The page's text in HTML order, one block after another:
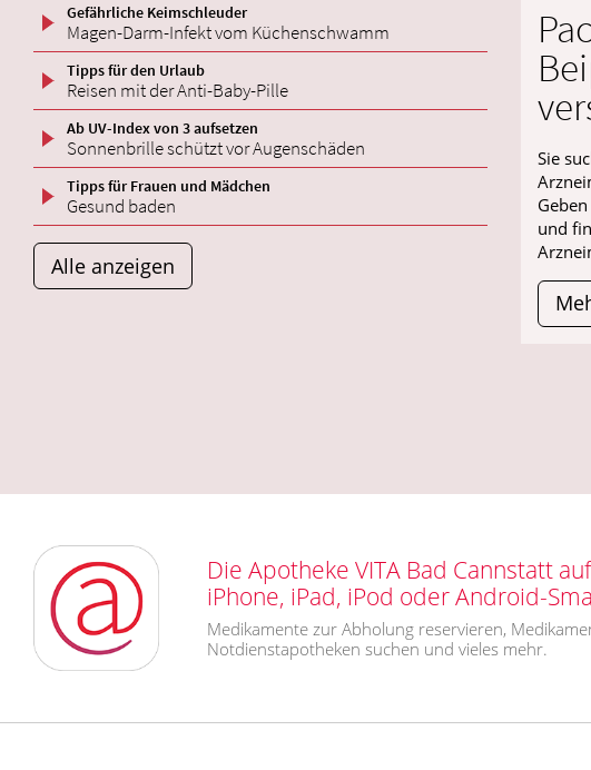
Gefährliche Keimschleuder
Magen-Darm-Infekt vom Küchenschwamm
Tipps für den Urlaub
Reisen mit der Anti-Baby-Pille
Ab UV-Index von 3 aufsetzen
Sonnenbrille schützt vor Augenschäden
Tipps für Frauen und Mädchen
Gesund baden
Alle anzeigen
Sie
und
Die Apotheke VITA Bad Cannstatt
iPhone, iPad, iPod oder Android-
Medikamente zur Abholung reservieren,
Notdienstapotheken suchen und vieles mehr.